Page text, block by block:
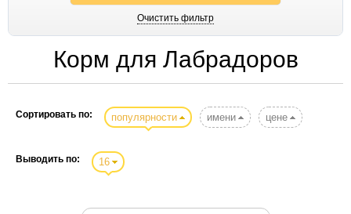
Очистить фильтр
Корм для Лабрадоров
Сортировать по: популярности имени цене
Выводить по: 16